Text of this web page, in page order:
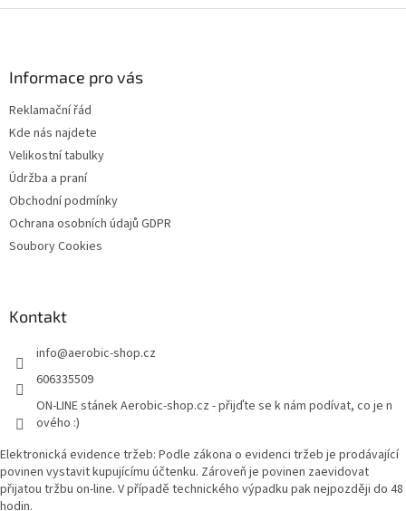
Informace pro vás
Reklamační řád
Kde nás najdete
Velikostní tabulky
Údržba a praní
Obchodní podmínky
Ochrana osobních údajů GDPR
Soubory Cookies
Kontakt
info@aerobic-shop.cz
606335509
ON-LINE stánek Aerobic-shop.cz - přijďte se k nám podívat, co je n
ového :)
Elektronická evidence tržeb: Podle zákona o evidenci tržeb je prodávající
povinen vystavit kupujícímu účtenku. Zároveň je povinen zaevidovat
přijatou tržbu on-line. V případě technického výpadku pak nejpozději do 48
hodin.